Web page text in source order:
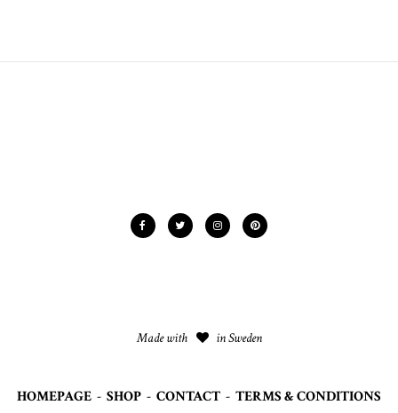
Made with in Sweden
HOMEPAGE - SHOP - CONTACT - TERMS & CONDITIONS